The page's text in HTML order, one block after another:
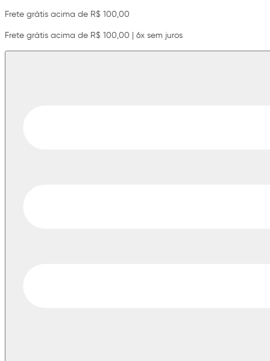
Frete grátis acima de R$ 100,00
Frete grátis acima de R$ 100,00 | 6x sem juros